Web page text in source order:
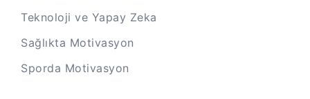
Teknoloji ve Yapay Zeka
Sağlıkta Motivasyon
Sporda Motivasyon